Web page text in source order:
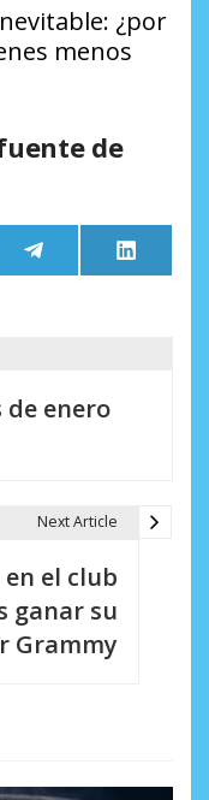
¿por
menos
de
Compartir
en
Telegram
en
LinkedIn
enero
Next Article
el club
ganar su
Grammy